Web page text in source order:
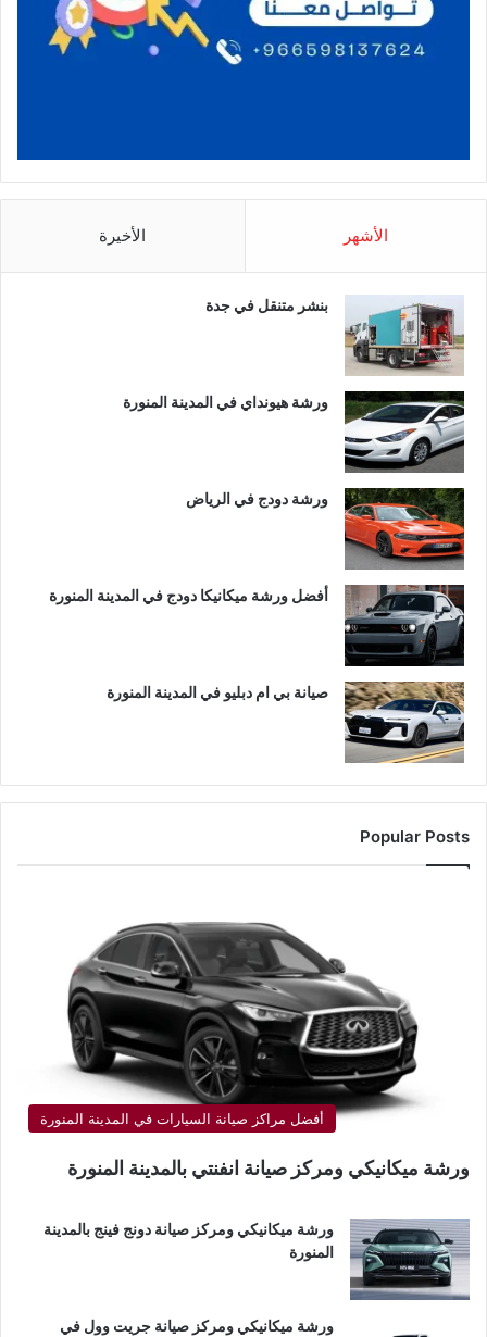
الأشهر الأخيرة
بنشر متنقل في جدة
ورشة هيونداي في المدينة المنورة
ورشة دودج في الرياض
أفضل ورشة ميكانيكا دودج في المدينة المنورة
صيانة بي ام دبليو في المدينة المنورة
Popular Posts
أفضل مراكز صيانة السيارات في المدينة المنورة
ورشة ميكانيكي ومركز صيانة انفنتي بالمدينة المنورة
ورشة ميكانيكي ومركز صيانة دونج فينج بالمدينة
المنورة
ورشة ميكانيكي ومركز صيانة جريت وول في